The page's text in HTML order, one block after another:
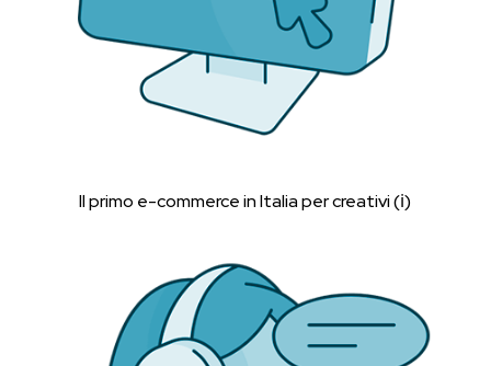
Il primo e-commerce in Italia per creativi (ℹ︎)